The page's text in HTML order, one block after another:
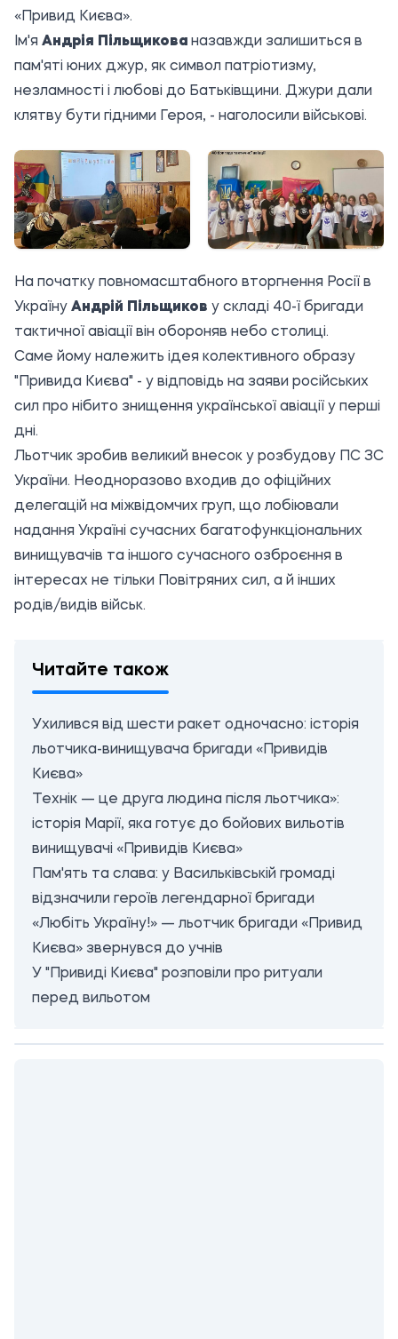
«Привид Києва».
Ім'я Андрія Пільщикова назавжди залишиться в
пам'яті юних джур, як символ патріотизму,
незламності і любові до Батьківщини. Джури дали
клятву бути гідними Героя, - наголосили військові.
На початку повномасштабного вторгнення Росії в
Україну Андрій Пільщиков у складі 40-ї бригади
тактичної авіації він обороняв небо столиці.
Саме йому належить ідея колективного образу
"Привида Києва" - у відповідь на заяви російських
сил про нібито знищення української авіації у перші
дні.
Льотчик зробив великий внесок у розбудову ПС ЗС
України. Неодноразово входив до офіційних
делегацій на міжвідомчих груп, що лобіювали
надання Україні сучасних багатофункціональних
винищувачів та іншого сучасного озброєння в
інтересах не тільки Повітряних сил, а й інших
родів/видів військ.
Читайте також
Ухилився від шести ракет одночасно: історія
льотчика-винищувача бригади «Привидів
Києва»
Технік — це друга людина після льотчика»:
історія Марії, яка готує до бойових вильотів
винищувачі «Привидів Києва»
Пам'ять та слава: у Васильківській громаді
відзначили героїв легендарної бригади
«Любіть Україну!» — льотчик бригади «Привид
Києва» звернувся до учнів
У "Привиді Києва" розповіли про ритуали
перед вильотом